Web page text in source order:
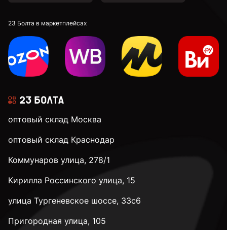
23 Болта в маркетплейсах
оптовый склад Москва
оптовый склад Краснодар
Коммунаров улица, 278/1
Кирилла Россинского улица, 15
улица Тургеневское шоссе, 33с6
Пригородная улица, 105